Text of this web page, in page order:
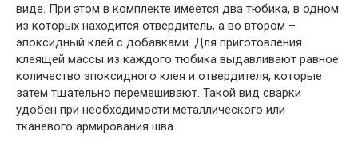
виде. При этом в комплекте имеется два тюбика, в одном
из которых находится отвердитель, а во втором –
эпоксидный клей с добавками. Для приготовления
клеящей массы из каждого тюбика выдавливают равное
количество эпоксидного клея и отвердителя, которые
затем тщательно перемешивают. Такой вид сварки
удобен при необходимости металлического или
тканевого армирования шва.